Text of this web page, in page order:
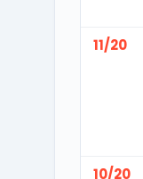
11/20
10/20